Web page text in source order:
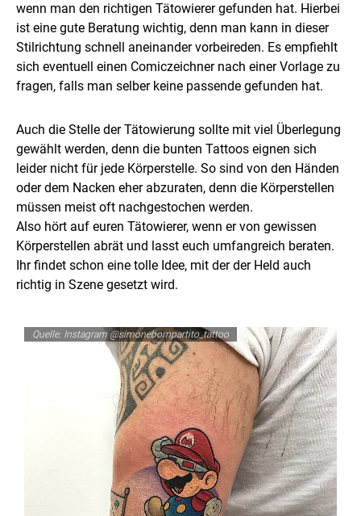
wenn man den richtigen Tätowierer gefunden hat. Hierbei
ist eine gute Beratung wichtig, denn man kann in dieser
Stilrichtung schnell aneinander vorbeireden. Es empfiehlt
sich eventuell einen Comiczeichner nach einer Vorlage zu
fragen, falls man selber keine passende gefunden hat.
Auch die Stelle der Tätowierung sollte mit viel Überlegung
gewählt werden, denn die bunten Tattoos eignen sich
leider nicht für jede Körperstelle. So sind von den Händen
oder dem Nacken eher abzuraten, denn die Körperstellen
müssen meist oft nachgestochen werden.
Also hört auf euren Tätowierer, wenn er von gewissen
Körperstellen abrät und lasst euch umfangreich beraten.
Ihr findet schon eine tolle Idee, mit der der Held auch
richtig in Szene gesetzt wird.
Quelle: Instagram @simonebompartito_tattoo